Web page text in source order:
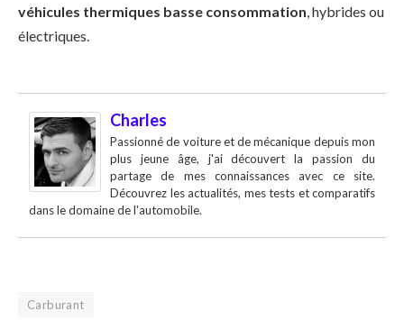
véhicules thermiques basse consommation, hybrides ou
électriques.
Charles
Passionné de voiture et de mécanique depuis mon
plus jeune âge, j'ai découvert la passion du
partage de mes connaissances avec ce site.
Découvrez les actualités, mes tests et comparatifs
dans le domaine de l'automobile.
Carburant